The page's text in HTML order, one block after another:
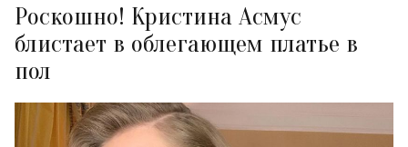
Роскошно! Кристина Асмус
блистает в облегающем платье в
пол